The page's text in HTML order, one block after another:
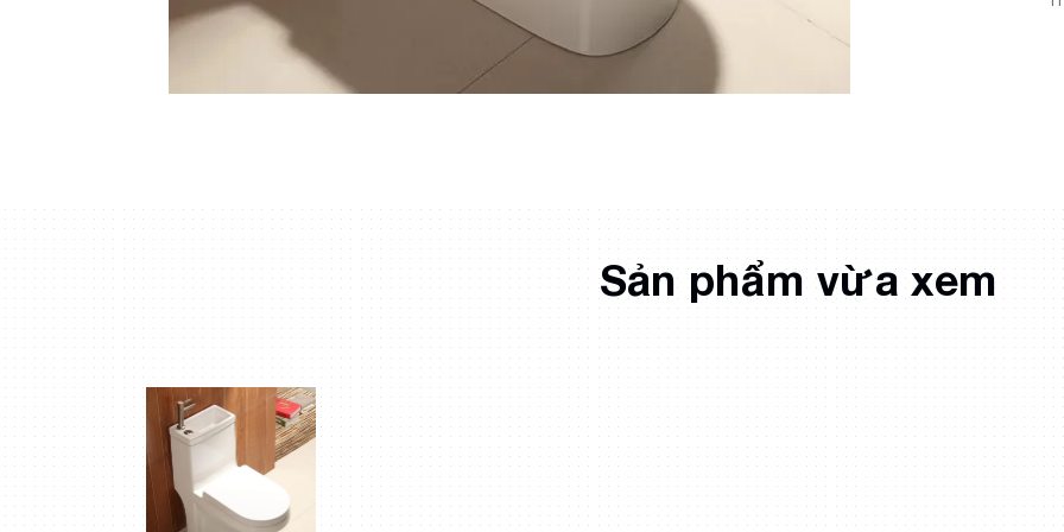
Sản phẩm vừa xem